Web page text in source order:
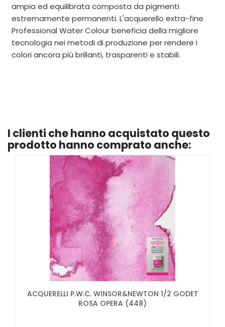
ampia ed equilibrata composta da pigmenti
estremamente permanenti. L'acquerello extra-fine
Professional Water Colour beneficia della migliore
tecnologia nei metodi di produzione per rendere i
colori ancora più brillanti, trasparenti e stabili.
I clienti che hanno acquistato questo
prodotto hanno comprato anche:
ACQUERELLI P.W.C. WINSOR&NEWTON 1/2 GODET
ROSA OPERA (448)